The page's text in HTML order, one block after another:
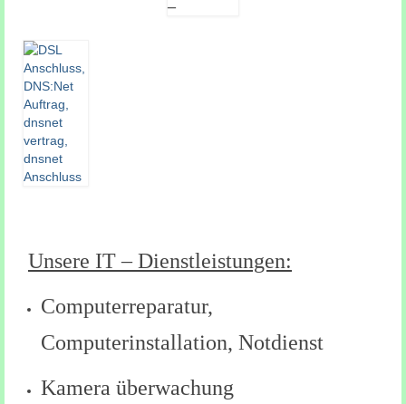
Unsere IT – Dienstleistungen:
Computerreparatur,
Computerinstallation, Notdienst
Kamera überwachung